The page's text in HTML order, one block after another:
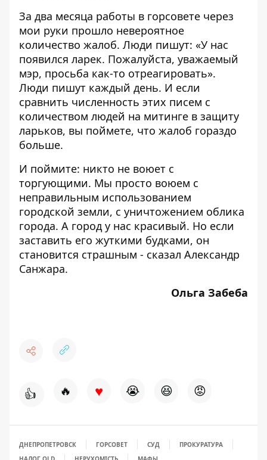
За два месяца работы в горсовете через
мои руки прошло невероятное
количество жалоб. Люди пишут: «У нас
появился ларек. Пожалуйста, уважаемый
мэр, просьба как-то отреагировать».
Люди пишут каждый день. И если
сравнить численность этих писем с
количеством людей на митинге в защиту
ларьков, вы поймете, что жалоб гораздо
больше.
И поймите: никто не воюет с
торгующими. Мы просто воюем с
неправильным использованием
городской земли, с уничтожением облика
города. А город у нас красивый. Но если
заставить его жуткими будками, он
становится страшным - сказал Александр
Санжара.
Ольга Забеба
👍 🔥 ♥ 😭 😆 😡
ДНЕПРОПЕТРОВСК ГОРСОВЕТ СУД
ПРОКУРАТУРА